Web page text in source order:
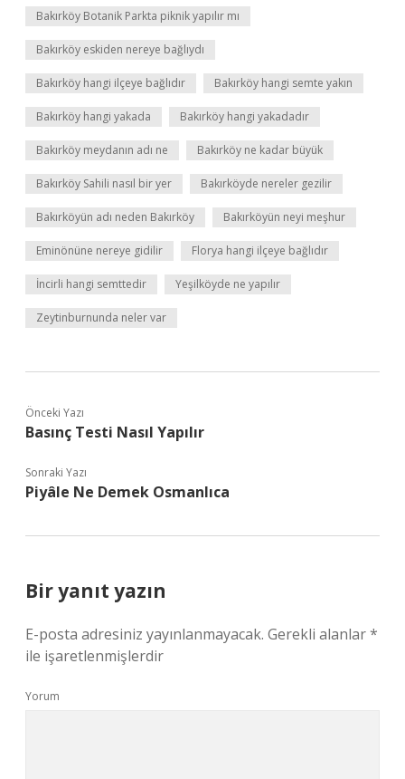
Bakırköy Botanik Parkta piknik yapılır mı
Bakırköy eskiden nereye bağlıydı
Bakırköy hangi ilçeye bağlıdır Bakırköy hangi semte yakın
Bakırköy hangi yakada Bakırköy hangi yakadadır
Bakırköy meydanın adı ne Bakırköy ne kadar büyük
Bakırköy Sahili nasıl bir yer Bakırköyde nereler gezilir
Bakırköyün adı neden Bakırköy Bakırköyün neyi meşhur
Eminönüne nereye gidilir Florya hangi ilçeye bağlıdır
İncirli hangi semttedir Yeşilköyde ne yapılır
Zeytinburnunda neler var
Önceki Yazı
Basınç Testi Nasıl Yapılır
Sonraki Yazı
Piyâle Ne Demek Osmanlıca
Bir yanıt yazın
E-posta adresiniz yayınlanmayacak. Gerekli alanlar*
ile işaretlenmişlerdir
Yorum